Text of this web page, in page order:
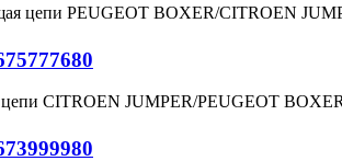
цепи PEUGEOT BOXER/CITROEN
CITROEN JUMPER/PEUGEOT